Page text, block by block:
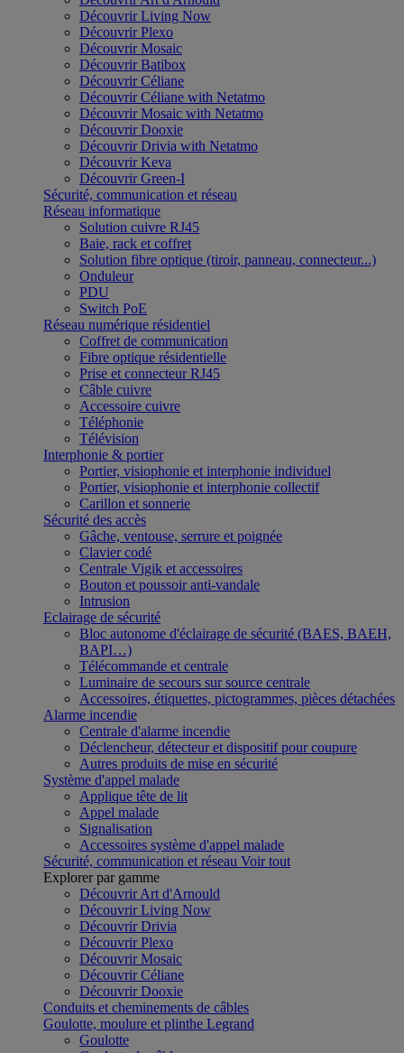
Découvrir Living Now
Découvrir Plexo
Découvrir Mosaic
Découvrir Batibox
Découvrir Céliane
Découvrir Céliane with Netatmo
Découvrir Mosaic with Netatmo
Découvrir Dooxie
Découvrir Drivia with Netatmo
Découvrir Keva
Découvrir Green-I
Sécurité, communication et réseau
Réseau informatique
Solution cuivre RJ45
Baie, rack et coffret
Solution fibre optique (tiroir, panneau, connecteur...)
Onduleur
PDU
Switch PoE
Réseau numérique résidentiel
Coffret de communication
Fibre optique résidentielle
Prise et connecteur RJ45
Câble cuivre
Accessoire cuivre
Téléphonie
Télévision
Interphonie & portier
Portier, visiophonie et interphonie individuel
Portier, visiophonie et interphonie collectif
Carillon et sonnerie
Sécurité des accès
Gâche, ventouse, serrure et poignée
Clavier codé
Centrale Vigik et accessoires
Bouton et poussoir anti-vandale
Intrusion
Eclairage de sécurité
Bloc autonome d'éclairage de sécurité (BAES, BAEH,
BAPI…)
Télécommande et centrale
Luminaire de secours sur source centrale
Accessoires, étiquettes, pictogrammes, pièces détachées
Alarme incendie
Centrale d'alarme incendie
Déclencheur, détecteur et dispositif pour coupure
Autres produits de mise en sécurité
Système d'appel malade
Applique tête de lit
Appel malade
Signalisation
Accessoires système d'appel malade
Sécurité, communication et réseau Voir tout
Explorer par gamme
Découvrir Art d'Arnould
Découvrir Living Now
Découvrir Drivia
Découvrir Plexo
Découvrir Mosaic
Découvrir Céliane
Découvrir Dooxie
Conduits et cheminements de câbles
Goulotte, moulure et plinthe Legrand
Goulotte